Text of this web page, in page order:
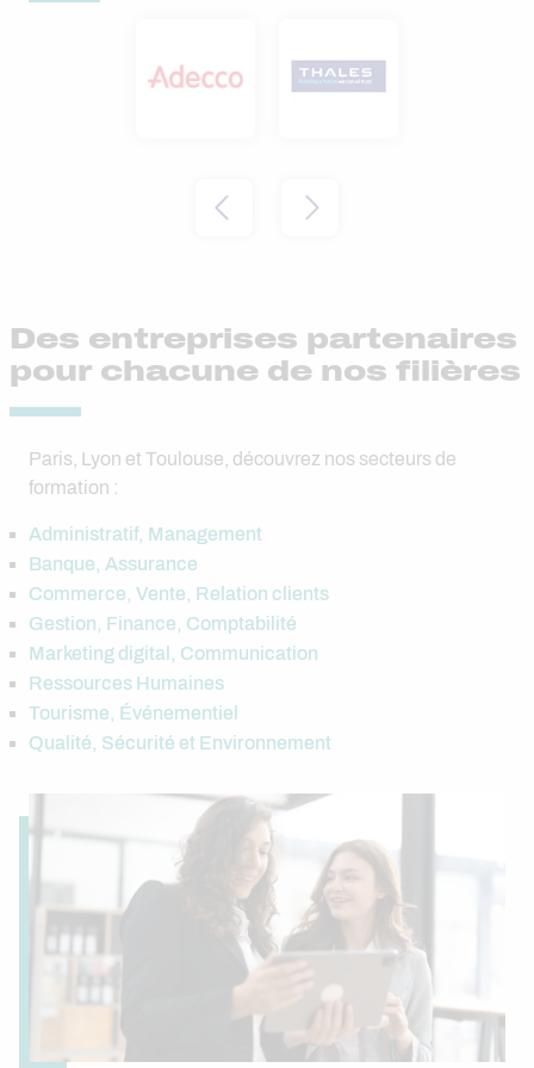
Des entreprises partenaires
pour chacune de nos filières
Paris, Lyon et Toulouse, découvrez nos secteurs de
formation :
Administratif, Management
Banque, Assurance
Commerce, Vente, Relation clients
Gestion, Finance, Comptabilité
Marketing digital, Communication
Ressources Humaines
Tourisme, Événementiel
Qualité, Sécurité et Environnement